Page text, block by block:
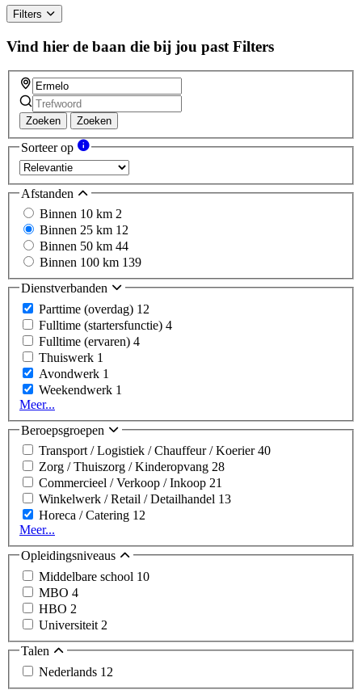
Filters
Vind hier de baan die bij jou past Filters
Zoeken Zoeken
Sorteer op
Afstanden
Binnen 10 km 2
Binnen 25 km 12
Binnen 50 km 44
Binnen 100 km 139
Dienstverbanden
Parttime (overdag) 12
Fulltime (startersfunctie) 4
Fulltime (ervaren) 4
Thuiswerk 1
Avondwerk 1
Weekendwerk 1
Meer...
Beroepsgroepen
Transport / Logistiek / Chauffeur / Koerier40
Zorg / Thuiszorg / Kinderopvang 28
Commercieel / Verkoop / Inkoop 21
Winkelwerk / Retail / Detailhandel 13
Horeca / Catering 12
Meer...
Opleidingsniveaus
Middelbare school 10
MBO 4
HBO 2
Universiteit 2
Talen
Nederlands 12